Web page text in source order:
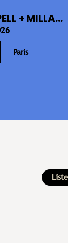
+ MILLA...
Paris
Liste